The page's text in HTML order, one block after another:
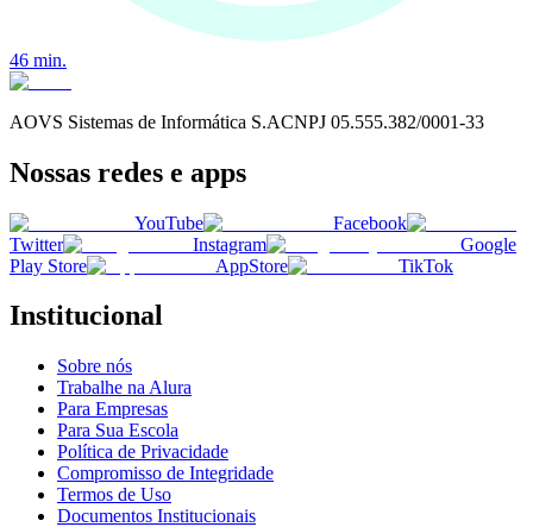
46 min.
AOVS Sistemas de Informática S.ACNPJ 05.555.382/0001-33
Nossas redes e apps
YouTube
Facebook
Twitter
Instagram
Google
Play Store
AppStore TikTok
Institucional
Sobre nós
Trabalhe na Alura
Para Empresas
Para Sua Escola
Política de Privacidade
Compromisso de Integridade
Termos de Uso
Documentos Institucionais